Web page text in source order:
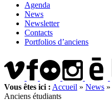
Agenda
News
Newsletter
Contacts
Portfolios d’anciens
Vous êtes ici : Accueil » News »
Anciens étudiants